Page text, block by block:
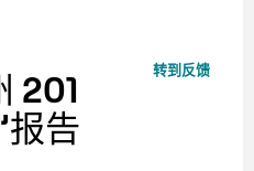
转到反馈
201
报告